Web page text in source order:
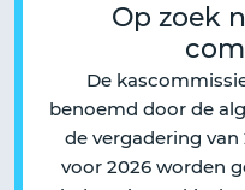
Op zoek
De
benoemd door de
de vergadering
voor 2026 worden